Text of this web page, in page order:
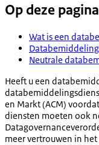
Op deze pagina
Wat is een
Neutrale
Heeft u een
en Markt (ACM)
diensten moeten ook
meer vertrouwen in